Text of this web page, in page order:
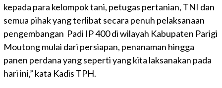
kepada para kelompok tani, petugas pertanian, TNI dan
semua pihak yang terlibat secara penuh pelaksanaan
pengembangan Padi IP 400 di wilayah Kabupaten Parigi
Moutong mulai dari persiapan, penanaman hingga
panen perdana yang seperti yang kita laksanakan pada
hari ini,” kata Kadis TPH.